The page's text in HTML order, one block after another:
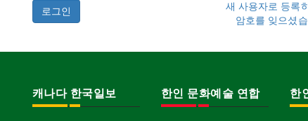
새 사용자로 등록
암호를 잊으셨
캐나다 한국일보 한인 문화예술 연합 한